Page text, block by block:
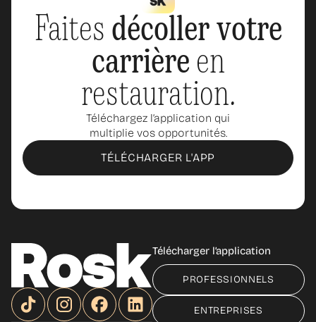
Faitesdécoller votre
carrièreen
restauration.
Téléchargez l’application qui
multiplie vos opportunités.
TÉLÉCHARGER L'APP
Télécharger l’application
PROFESSIONNELS
ENTREPRISES